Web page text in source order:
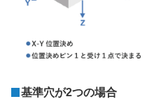
基準穴が2つの場合